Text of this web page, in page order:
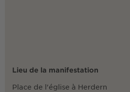
Lieu de la manifestation
Place de l'église à Herdern